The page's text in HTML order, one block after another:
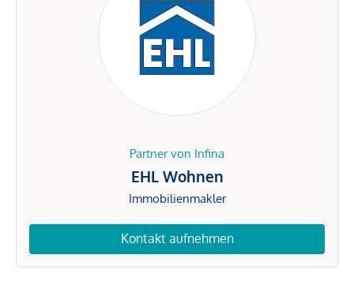
Partner von Infina
EHL Wohnen
Immobilienmakler
Kontakt aufnehmen